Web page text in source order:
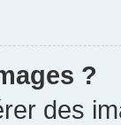
?
des